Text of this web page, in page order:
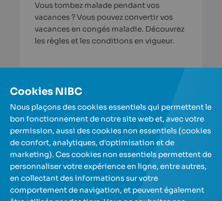
Vous tombez malade pendant vos
vacances ? Vous pouvez convertir vos
vacances en congés maladie. Découvrez
les règles et les conditions en vigueur.
En savoir plus
Plus d'articles
Nos comptes d'épargne
A propos de nous
Cookies NIBC
Nous plaçons des cookies essentiels qui permettent le
bon fonctionnement de notre site web et, avec votre
permission, aussi des cookies non essentiels (cookies
de confort, analytiques, d'optimisation et de
marketing). Ces cookies non essentiels permettent de
personnaliser votre expérience en ligne, entre autres,
en collectant des informations sur votre
comportement de navigation, et peuvent également